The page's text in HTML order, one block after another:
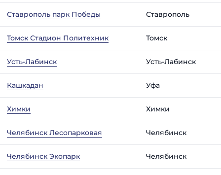
Ставрополь парк Победы Ставрополь
Томск Стадион Политехник Томск
Усть-Лабинск Усть-Лабинск
Кашкадан Уфа
Химки Химки
Челябинск Лесопарковая Челябинск
Челябинск Экопарк Челябинск